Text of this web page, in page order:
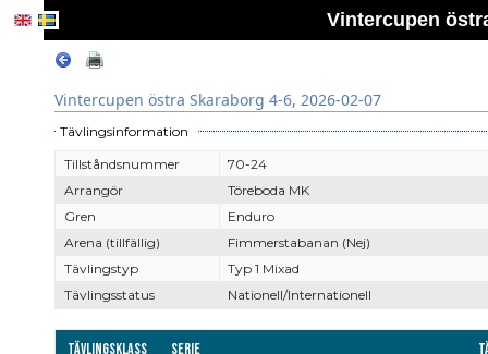
Vintercupen
Vintercupen östra Skaraborg 4-6, 2026-02-07
Tävlingsinformation
Tillståndsnummer
70-24
Arrangör
Töreboda MK
Gren
Enduro
Arena (tillfällig)
Fimmerstabanan (Nej)
Tävlingstyp
Typ 1 Mixad
Tävlingsstatus
Nationell/Internationell
Tävlingsklass Serie